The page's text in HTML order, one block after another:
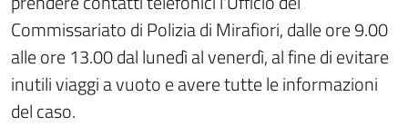
Commissariato di Polizia di Mirafiori, dalle ore 9.00
alle ore 13.00 dal lunedì al venerdì, al fine di evitare
inutili viaggi a vuoto e avere tutte le informazioni
del caso.